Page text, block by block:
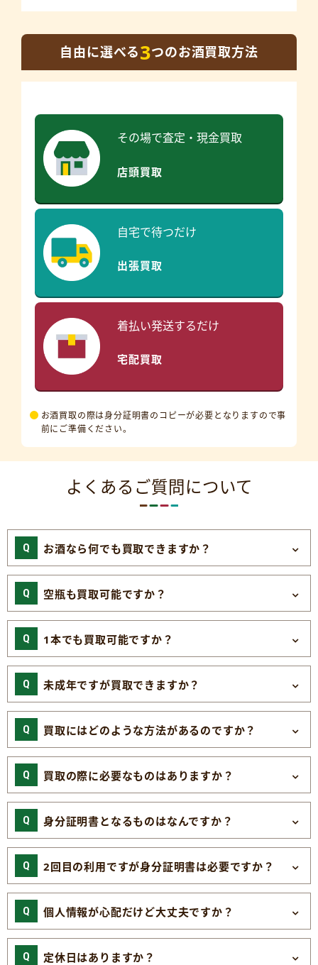
自由に選べる3つのお酒買取方法
その場で査定・現金買取
店頭買取
自宅で待つだけ
出張買取
着払い発送するだけ
宅配買取
お酒買取の際は身分証明書のコピーが必要となりますので事
前にご準備ください。
よくあるご質問について
お酒なら何でも買取できますか？
空瓶も買取可能ですか？
1本でも買取可能ですか？
未成年ですが買取できますか？
買取にはどのような方法があるのですか？
買取の際に必要なものはありますか？
身分証明書となるものはなんですか？
2回目の利用ですが身分証明書は必要ですか？
個人情報が心配だけど大丈夫ですか？
定休日はありますか？